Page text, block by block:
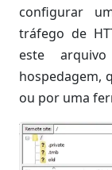
configurar
tráfego de
este
hospedagem,
ou por uma